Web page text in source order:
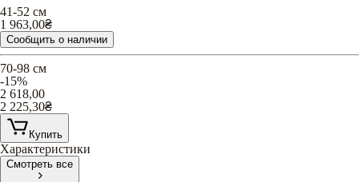
41-52 см
1 963,00₴
Сообщить о наличии
70-98 см
-15%
2 618,00
2 225,30₴
Купить
Характеристики
Смотреть все